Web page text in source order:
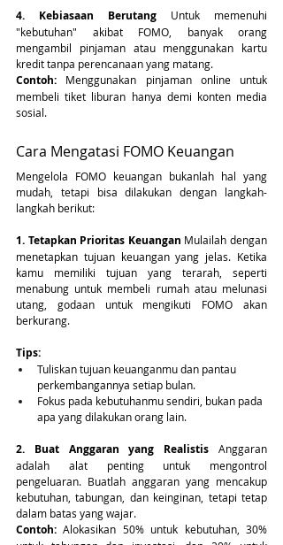
4. Kebiasaan Berutang Untuk memenuhi
"kebutuhan" akibat FOMO, banyak orang
mengambil pinjaman atau menggunakan kartu
kredit tanpa perencanaan yang matang.
Contoh: Menggunakan pinjaman online untuk
membeli tiket liburan hanya demi konten media
sosial.
Cara Mengatasi FOMO Keuangan
Mengelola FOMO keuangan bukanlah hal yang
mudah, tetapi bisa dilakukan dengan langkah-
langkah berikut:
1. Tetapkan Prioritas Keuangan Mulailah dengan
menetapkan tujuan keuangan yang jelas. Ketika
kamu memiliki tujuan yang terarah, seperti
menabung untuk membeli rumah atau melunasi
utang, godaan untuk mengikuti FOMO akan
berkurang.
Tips:
Tuliskan tujuan keuanganmu dan pantau
perkembangannya setiap bulan.
Fokus pada kebutuhanmu sendiri, bukan pada
apa yang dilakukan orang lain.
2. Buat Anggaran yang Realistis Anggaran
adalah alat penting untuk mengontrol
pengeluaran. Buatlah anggaran yang mencakup
kebutuhan, tabungan, dan keinginan, tetapi tetap
dalam batas yang wajar.
Contoh: Alokasikan 50% untuk kebutuhan, 30%